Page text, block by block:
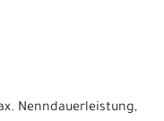
Nenndauerleistung,